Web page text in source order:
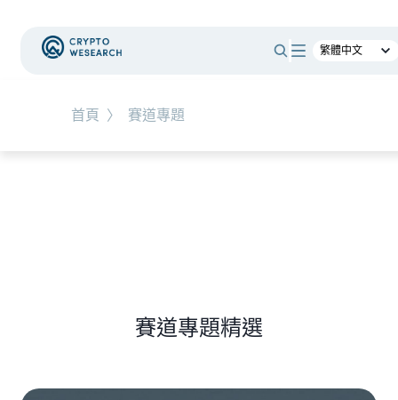
首頁 〉 賽道專題
新手教學 #基礎知識
賽道專題精選